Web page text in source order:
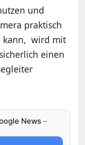
und
praktisch
kann, wird mit
einen
News –